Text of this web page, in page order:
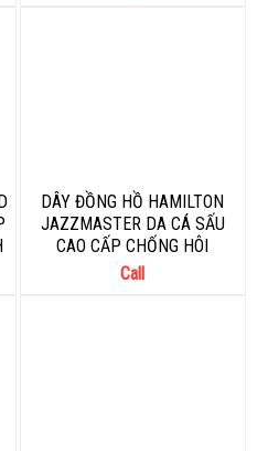
DÂY ĐỒNG HỒ HAMILTON
JAZZMASTER DA CÁ SẤU
CAO CẤP CHỐNG HÔI
Call